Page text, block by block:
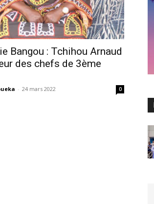
Bangou : Tchihou Arnaud
des chefs de 3ème
- 24 mars 2022 0